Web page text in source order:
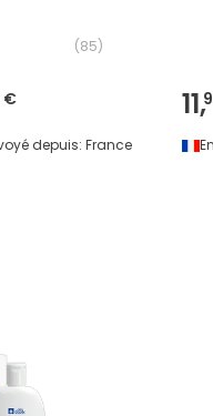
(85)
€
depuis: France
11,